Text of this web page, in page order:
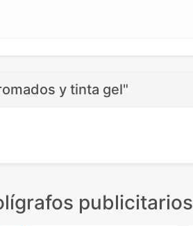
y tinta gel"
publicitarios